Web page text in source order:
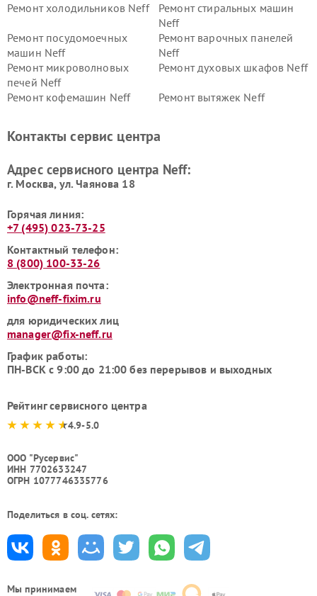
Мы принимаем
Ремонт холодильников Neff
Ремонт стиральных машин
Neff
Ремонт посудомоечных
машин Neff
Ремонт варочных панелей
Neff
Ремонт микроволновых
печей Neff
Ремонт духовых шкафов Neff
Ремонт кофемашин Neff Ремонт вытяжек Neff
Контакты сервис центра
Адрес сервисного центра Neff:
г. Москва, ул. Чаянова 18
Горячая линия:
+7 (495) 023-73-25
Контактный телефон:
8 (800) 100-33-26
Электронная почта:
info@neff-fixim.ru
для юридических лиц
manager@fix-neff.ru
График работы:
ПН-ВСК с 9:00 до 21:00 без перерывов и выходных
Рейтинг сервисного центра
4.9-5.0
ООО "Русервис"
ИНН 7702633247
ОГРН 1077746335776
Поделиться в соц. сетях: